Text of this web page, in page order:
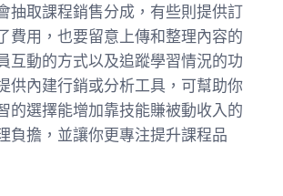
抽取課程銷售分成，有些則提供訂
費用，也要留意上傳和整理內容的
互動的方式以及追蹤學習情況的功
供內建行銷或分析工具，可幫助你
的選擇能增加靠技能賺被動收入的
負擔，並讓你更專注提升課程品